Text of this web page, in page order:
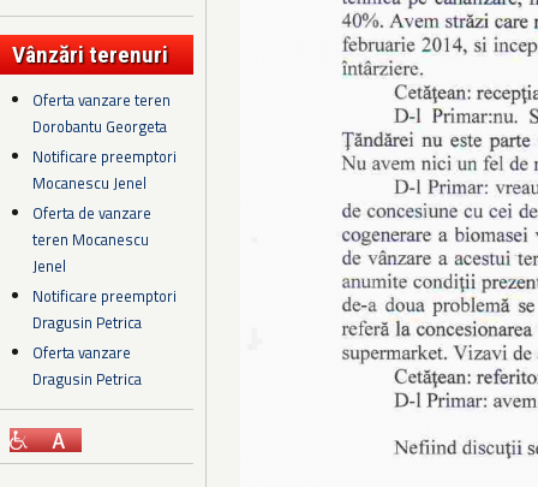
Vânzări terenuri
Oferta vanzare teren
Dorobantu Georgeta
Notificare preemptori
Mocanescu Jenel
Oferta de vanzare
teren Mocanescu
Jenel
Notificare preemptori
Dragusin Petrica
Oferta vanzare
Dragusin Petrica